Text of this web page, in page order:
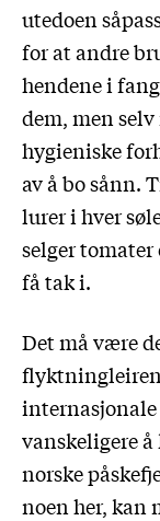
utedoen
for at andre
hendene i
dem, men
hygieniske
av å bo sånn.
lurer i hver
selger tomater
få tak i.
Det må være
internasjonale
vanskeligere
norske
noen her, kan